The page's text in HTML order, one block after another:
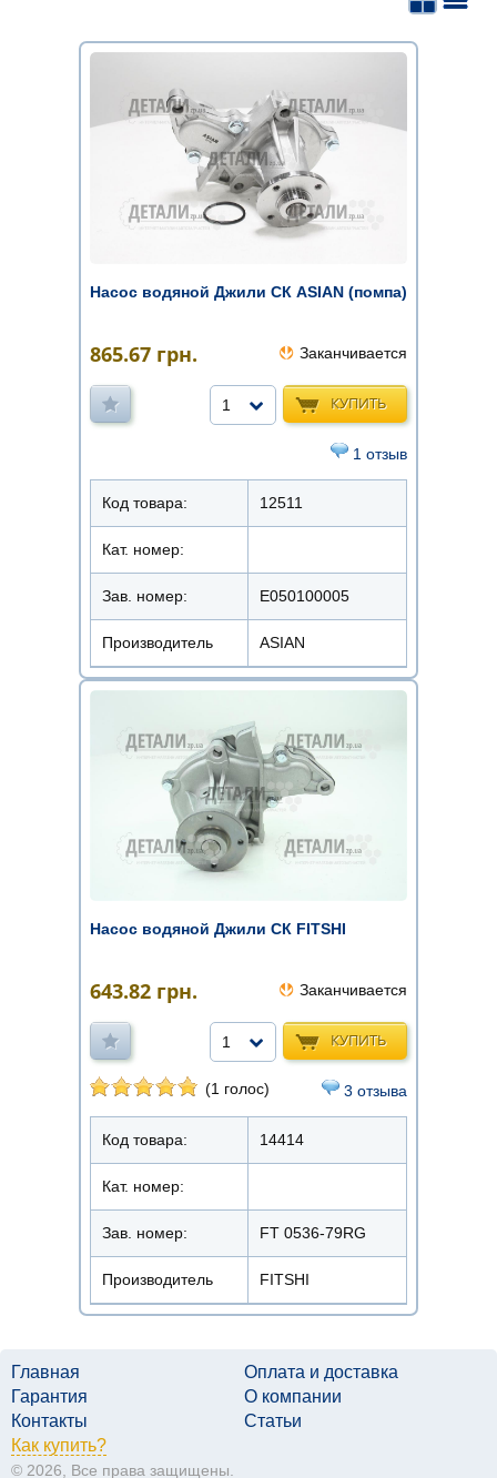
Насос водяной Джили СК ASIAN (помпа)
865.67 грн. Заканчивается
КУПИТЬ
1
1 отзыв
Код товара: 12511
Кат. номер:
Зав. номер: E050100005
Производитель ASIAN
Насос водяной Джили СК FITSHI
643.82 грн. Заканчивается
КУПИТЬ
1
(1 голос) 3 отзыва
Код товара: 14414
Кат. номер:
Зав. номер: FT 0536-79RG
Производитель FITSHI
Главная
Оплата и доставка
Гарантия
О компании
Контакты
Статьи
Как купить?
© 2026, Все права защищены.